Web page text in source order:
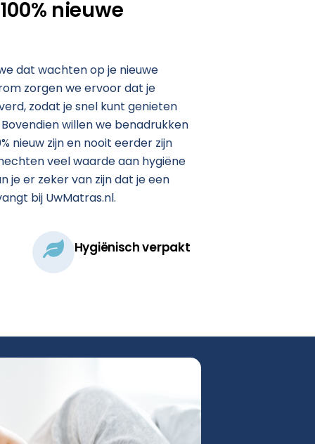
nieuwe
dat wachten op je nieuwe
zorgen we ervoor dat je
zodat je snel kunt genieten
willen we benadrukken
nieuw zijn en nooit eerder zijn
veel waarde aan hygiëne
je er zeker van zijn dat je een
bij UwMatras.nl.
Hygiënisch verpakt​